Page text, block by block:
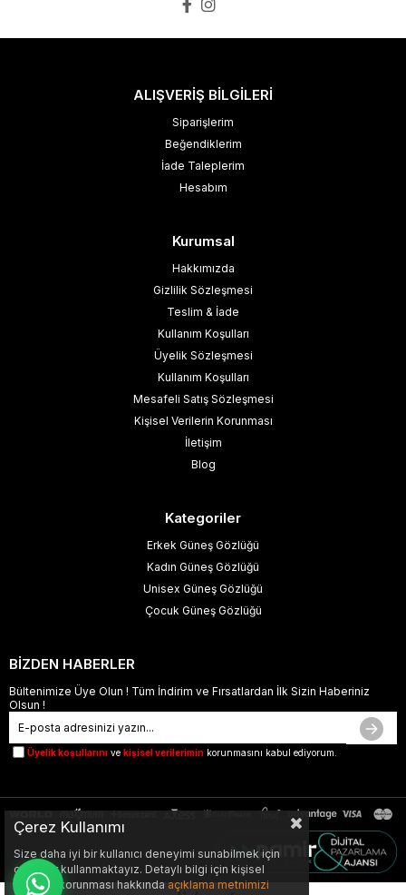
ALIŞVERİŞ BİLGİLERİ
Siparişlerim
Beğendiklerim
İade Taleplerim
Hesabım
Kurumsal
Hakkımızda
Gizlilik Sözleşmesi
Teslim & İade
Kullanım Koşulları
Üyelik Sözleşmesi
Kullanım Koşulları
Mesafeli Satış Sözleşmesi
Kişisel Verilerin Korunması
İletişim
Blog
Kategoriler
Erkek Güneş Gözlüğü
Kadın Güneş Gözlüğü
Unisex Güneş Gözlüğü
Çocuk Güneş Gözlüğü
BİZDEN HABERLER
Bültenimize Üye Olun ! Tüm İndirim ve Fırsatlardan İlk Sizin Haberiniz
Olsun !
Üyelik koşullarını ve kişisel verilerimin korunmasını kabul ediyorum.
Çerez Kullanımı
Size daha iyi bir kullanıcı deneyimi sunabilmek için
çerezler kullanmaktayız. Detaylı bilgi için kişisel
verilerin korunması hakkında açıklama metnimizi